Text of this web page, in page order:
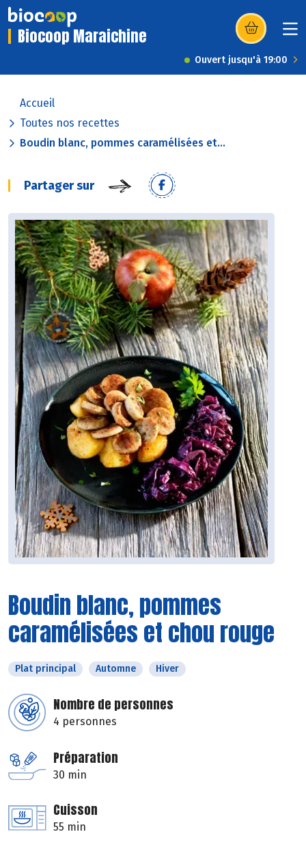
Biocoop Maraichine (s’ouvre dans
Ouvert jusqu'à 19:00
Accueil
Toutes nos recettes
Boudin blanc, pommes caramélisées et...
Partager sur
Boudin blanc, pommes
caramélisées et chou rouge
Plat principal Automne Hiver
Nombre de personnes
4 personnes
Préparation
30 min
Cuisson
55 min